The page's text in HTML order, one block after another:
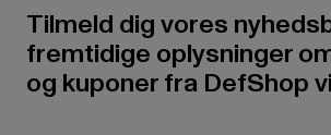
Tilmeld dig vores
fremtidige oplysninger
og kuponer fra DefShop